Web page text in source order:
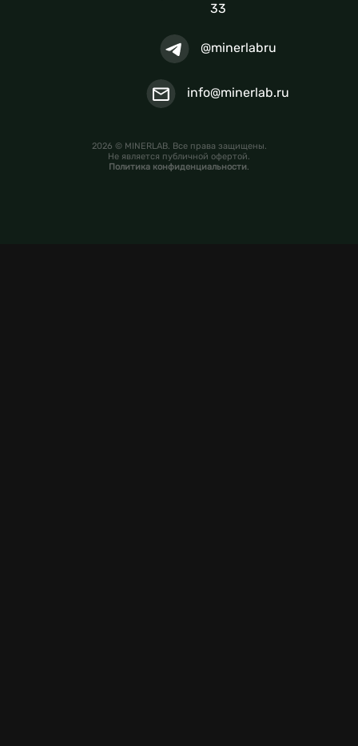
33
@minerlabru
info@minerlab.ru
2026 © MINERLAB. Все права защищены.
Не является публичной офертой.
Политика конфиденциальности.